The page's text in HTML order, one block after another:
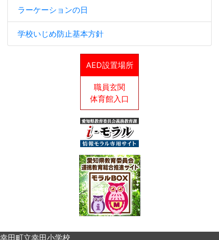
ラーケーションの日
学校いじめ防止基本方針
AED設置場所
職員玄関
体育館入口
幸田町立幸田小学校